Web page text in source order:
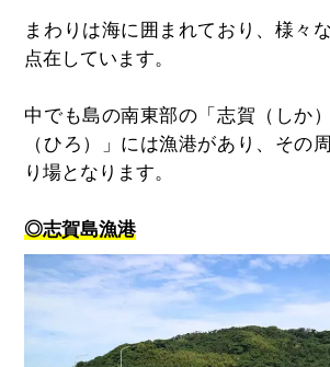
まわりは海に囲まれており、様々
点在しています。
中でも島の南東部の「志賀（しか
（ひろ）」には漁港があり、その
り場となります。
◎志賀島漁港